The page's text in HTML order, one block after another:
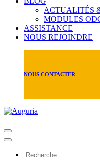
ACTUALITÉS
MODULES
ASSISTANCE
NOUS REJOINDRE
NOUS CONTACTER